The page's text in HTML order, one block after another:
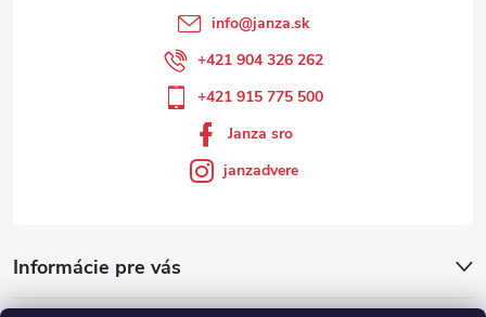
Informácie pre vás
info@janza.sk
+421 904 326 262
+421 915 775 500
Janza sro
janzadvere